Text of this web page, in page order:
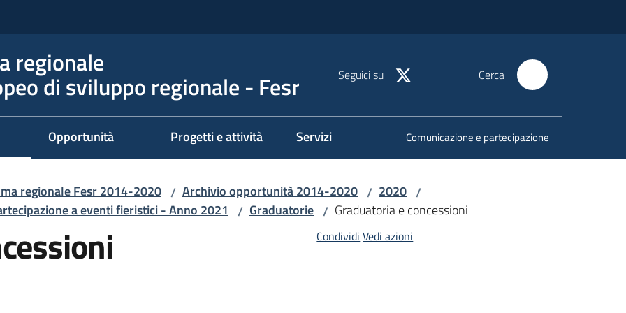
regionale
di sviluppo regionale - Fesr Seguici su Cerca
Opportunità Progetti e attività Servizi Comunicazione e partecipazione
regionale Fesr 2014-2020 / Archivio opportunità 2014-2020 / 2020 /
a eventi fieristici - Anno 2021 / Graduatorie / Graduatoria e concessioni
Condividi Vedi azioni